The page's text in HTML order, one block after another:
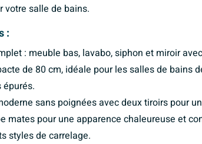
votre salle de bains.
:
: meuble bas, lavabo, siphon et miroir
de 80 cm, idéale pour les salles de bains
sans poignées avec deux tiroirs pour
mates pour une apparence chaleureuse et
styles de carrelage.